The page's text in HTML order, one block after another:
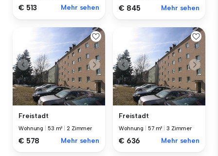
€ 513 Mehr sehen € 845 Mehr sehen
Freistadt
Wohnung 53 m² |2 Zimmer
€ 578 Mehr sehen
Freistadt
Wohnung 57 m² |3 Zimmer
€ 636 Mehr sehen